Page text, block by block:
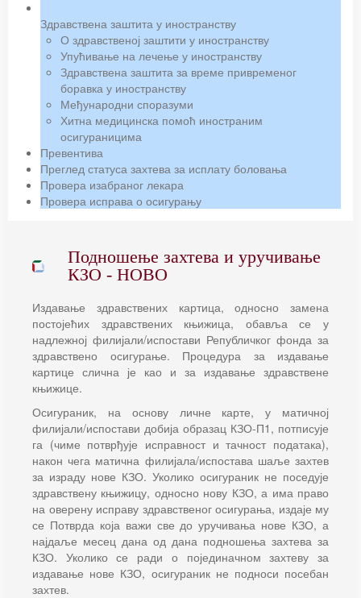
Здравствена заштита у иностранству
О здравственој заштити у иностранству
Упућивање на лечење у иностранству
Здравствена заштита за време привременог
боравка у иностранству
Међународни споразуми
Хитна медицинска помоћ иностраним
осигураницима
Превентива
Преглед статуса захтева за исплату боловања
Провера изабраног лекара
Провера исправа о осигурању
Подношење захтева и уручивање
КЗО - НОВО
Издавање здравствених картица, односно замена
постојећих здравствених књижица, обавља се у
надлежној филијали/испостави Републичког фонда за
здравствено осигурање. Процедура за издавање
картице слична је као и за издавање здравствене
књижице.
Осигураник, на основу личне карте, у матичној
филијали/испостави добија образац КЗО-П1, потписује
га (чиме потврђује исправност и тачност података),
након чега матична филијала/испостава шаље захтев
за израду нове КЗО. Уколико осигураник не поседује
здравствену књижицу, односно нову КЗО, а има право
на оверену исправу здравственог осигурања, издаје му
се Потврда која важи све до уручивања нове КЗО, а
најдаље месец дана од дана подношења захтева за
КЗО. Уколико се ради о појединачном захтеву за
издавање нове КЗО, осигураник не подноси посебан
захтев.